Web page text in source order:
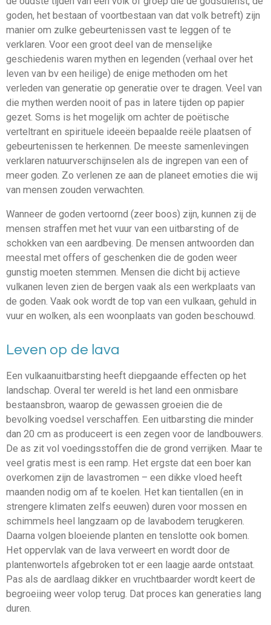
goden, het bestaan of voortbestaan van dat volk betreft) zijn
manier om zulke gebeurtenissen vast te leggen of te
verklaren. Voor een groot deel van de menselijke
geschiedenis waren mythen en legenden (verhaal over het
leven van bv een heilige) de enige methoden om het
verleden van generatie op generatie over te dragen. Veel van
die mythen werden nooit of pas in latere tijden op papier
gezet. Soms is het mogelijk om achter de poëtische
verteltrant en spirituele ideeën bepaalde reële plaatsen of
gebeurtenissen te herkennen. De meeste samenlevingen
verklaren natuurverschijnselen als de ingrepen van een of
meer goden. Zo verlenen ze aan de planeet emoties die wij
van mensen zouden verwachten.
Wanneer de goden vertoornd (zeer boos) zijn, kunnen zij de
mensen straffen met het vuur van een uitbarsting of de
schokken van een aardbeving. De mensen antwoorden dan
meestal met offers of geschenken die de goden weer
gunstig moeten stemmen. Mensen die dicht bij actieve
vulkanen leven zien de bergen vaak als een werkplaats van
de goden. Vaak ook wordt de top van een vulkaan, gehuld in
vuur en wolken, als een woonplaats van goden beschouwd.
Leven op de lava
Een vulkaanuitbarsting heeft diepgaande effecten op het
landschap. Overal ter wereld is het land een onmisbare
bestaansbron, waarop de gewassen groeien die de
bevolking voedsel verschaffen. Een uitbarsting die minder
dan 20 cm as produceert is een zegen voor de landbouwers.
De as zit vol voedingsstoffen die de grond verrijken. Maar te
veel gratis mest is een ramp. Het ergste dat een boer kan
overkomen zijn de lavastromen – een dikke vloed heeft
maanden nodig om af te koelen. Het kan tientallen (en in
strengere klimaten zelfs eeuwen) duren voor mossen en
schimmels heel langzaam op de lavabodem terugkeren.
Daarna volgen bloeiende planten en tenslotte ook bomen.
Het oppervlak van de lava verweert en wordt door de
plantenwortels afgebroken tot er een laagje aarde ontstaat.
Pas als de aardlaag dikker en vruchtbaarder wordt keert de
begroeiing weer volop terug. Dat proces kan generaties lang
duren.